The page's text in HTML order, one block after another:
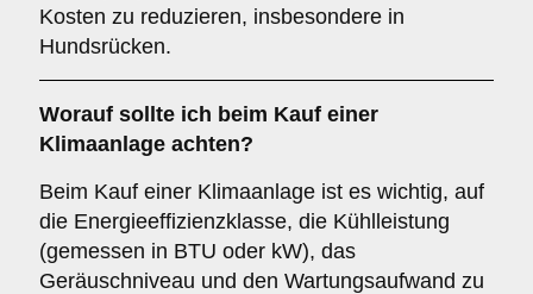
Kosten zu reduzieren, insbesondere in
Hundsrücken.
Worauf sollte ich beim Kauf einer
Klimaanlage achten?
Beim Kauf einer Klimaanlage ist es wichtig, auf
die Energieeffizienzklasse, die Kühlleistung
(gemessen in BTU oder kW), das
Geräuschniveau und den Wartungsaufwand zu